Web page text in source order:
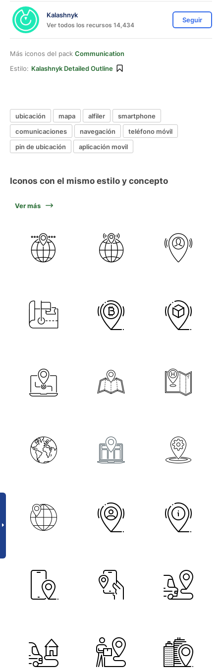
Kalashnyk
Ver todos los recursos 14,434
Seguir
Más iconos del pack Communication
Estilo: Kalashnyk Detailed Outline
ubicación mapa alfiler
smartphone
comunicaciones
navegación
teléfono móvil
pin de ubicación
aplicación movil
Iconos con el mismo estilo y concepto
Ver más